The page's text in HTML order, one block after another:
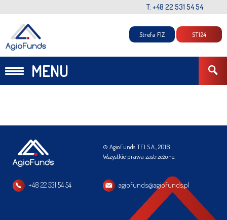
T: +48 22 531 54 54
MENU
Strefa FIZ STI24
© AgioFunds TFI S.A., 2016.
Wszystkie prawa zastrzeżone.
+48 22 531 54 54 agiofunds@agiofunds.pl